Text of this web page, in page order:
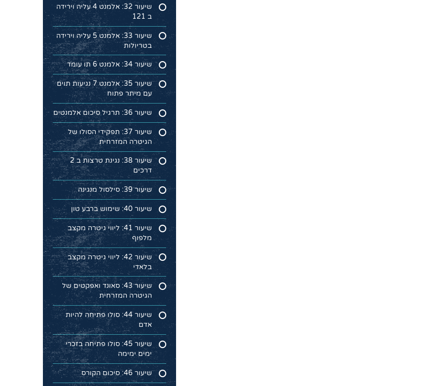
שיעור 32: אלמנט 4 עליה וירידה
ב 121
שיעור 33: אלמנט 5 עליה וירידה
בטריולות
שיעור 34: אלמנט 6 תו עומד
שיעור 35: אלמנט 7 נגיעות תוים
עם מיתר פתוח
שיעור 36: תרגיל סיכום אלמנטים
שיעור 37: תפקידי הסולו של
הגיטרה המזרחית
שיעור 38: נגינת טרצות ב 2
דרכים
שיעור 39: סילסול מנגינה
שיעור 40: שימוש ברבע טון
שיעור 41: ליווי גיטרה מקצב
מלפוף
שיעור 42: ליווי גיטרה מקצב
בלאדי
שיעור 43: סאונד ואפקטים של
הגיטרה המזרחית
שיעור 44: סולו פתיחה להיות
אדם
שיעור 45: סולו פתיחה בזכרי
ימים ימימה
שיעור 46: סיכום הקורס